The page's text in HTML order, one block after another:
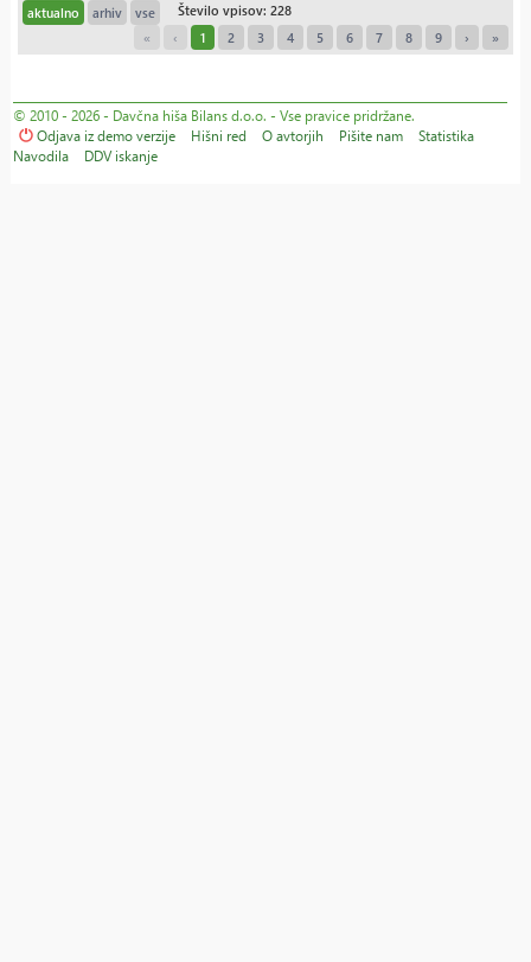
aktualno arhiv vse
Število vpisov: 228
«
‹ 1 2 3 4 5 6 7 8 9 › »
© 2010 - 2026 - Davčna hiša Bilans d.o.o. - Vse pravice pridržane.
Odjava iz demo verzije
Hišni red O avtorjih Pišite nam
Statistika
Navodila
DDV iskanje